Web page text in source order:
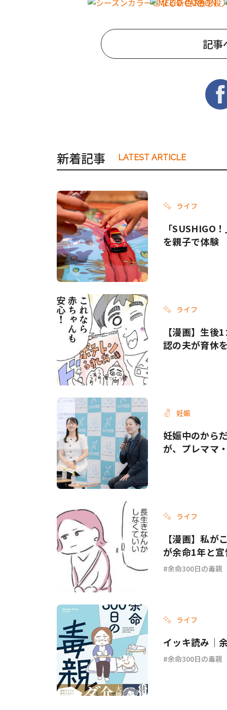
記事
新着記事 LATEST ARTICLE
ライフ
「SUSHIGO
を親子で体験
ライフ
【漫画】生
認の夫が育休
妊娠
妊娠中のから
が、プレママ
ライフ
【漫画】私
が余命1年と
余命300日の毒親
ライフ
イッキ読み｜
余命300日の毒親